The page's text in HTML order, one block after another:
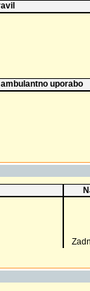
uporabo